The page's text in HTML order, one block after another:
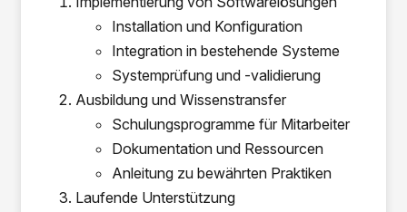
Installation und Konfiguration
Integration in bestehende Systeme
Systemprüfung und -validierung
Ausbildung und Wissenstransfer
Schulungsprogramme für Mitarbeiter
Dokumentation und Ressourcen
Anleitung zu bewährten Praktiken
Laufende Unterstützung